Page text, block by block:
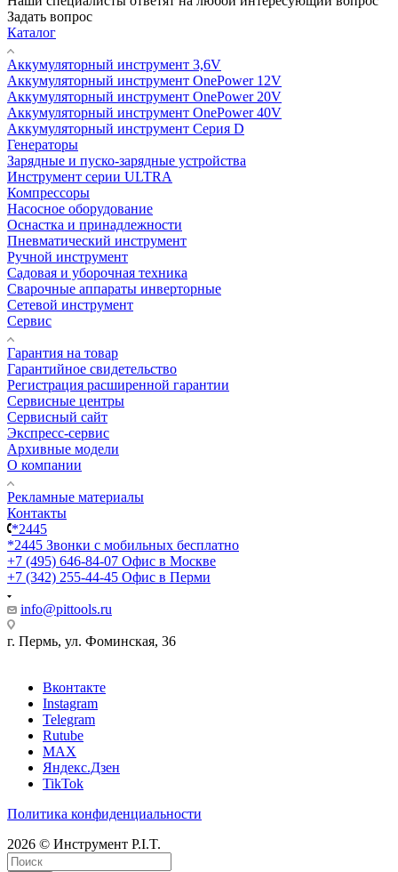
Задать вопрос
Каталог
Аккумуляторный инструмент 3,6V
Аккумуляторный инструмент OnePower 12V
Аккумуляторный инструмент OnePower 20V
Аккумуляторный инструмент OnePower 40V
Аккумуляторный инструмент Серия D
Генераторы
Зарядные и пуско-зарядные устройства
Инструмент серии ULTRA
Компрессоры
Насосное оборудование
Оснастка и принадлежности
Пневматический инструмент
Ручной инструмент
Садовая и уборочная техника
Сварочные аппараты инверторные
Сетевой инструмент
Сервис
Гарантия на товар
Гарантийное свидетельство
Регистрация расширенной гарантии
Сервисные центры
Сервисный сайт
Экспресс-сервис
Архивные модели
О компании
Рекламные материалы
Контакты
*2445
*2445 Звонки с мобильных бесплатно
+7 (495) 646-84-07 Офис в Москве
+7 (342) 255-44-45 Офис в Перми
info@pittools.ru
г. Пермь, ул. Фоминская, 36
Вконтакте
Instagram
Telegram
Rutube
MAX
Яндекс.Дзен
TikTok
Политика конфиденциальности
2026 © Инструмент P.I.T.